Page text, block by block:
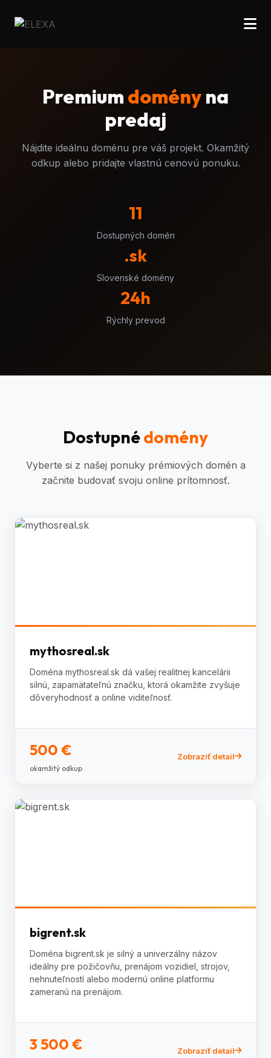
Premium doményna
predaj
Nájdite ideálnu doménu pre váš projekt. Okamžitý
odkup alebo pridajte vlastnú cenovú ponuku.
11
Dostupných domén
.sk
Slovenské domény
24h
Rýchly prevod
Dostupnédomény
Vyberte si z našej ponuky prémiových domén a
začnite budovať svoju online prítomnosť.
mythosreal.sk
Doména mythosreal.sk dá vašej realitnej kancelárii
silnú, zapamätateľnú značku, ktorá okamžite zvyšuje
dôveryhodnosť a online viditeľnosť.
500 €
okamžitý odkup
Zobraziť detail
bigrent.sk
Doména bigrent.sk je silný a univerzálny názov
ideálny pre požičovňu, prenájom vozidiel, strojov,
nehnuteľností alebo modernú online platformu
zameranú na prenájom.
3 500 € Zobraziť detail